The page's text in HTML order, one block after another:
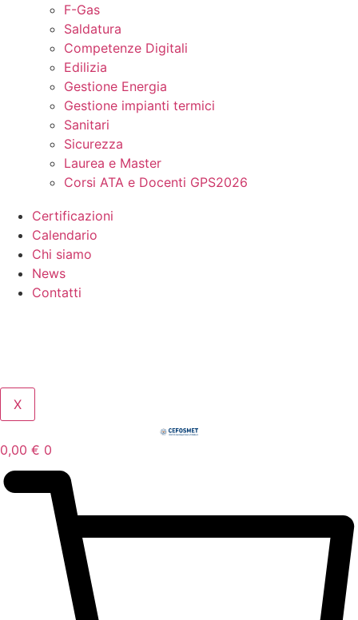
F-Gas
Saldatura
Competenze Digitali
Edilizia
Gestione Energia
Gestione impianti termici
Sanitari
Sicurezza
Laurea e Master
Corsi ATA e Docenti GPS2026
Certificazioni
Calendario
Chi siamo
News
Contatti
X
0,00 € 0